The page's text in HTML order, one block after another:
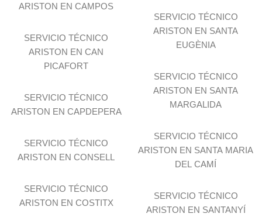
ARISTON EN CAMPOS
SERVICIO TÉCNICO
ARISTON EN CAN
PICAFORT
SERVICIO TÉCNICO
ARISTON EN CAPDEPERA
SERVICIO TÉCNICO
ARISTON EN CONSELL
SERVICIO TÉCNICO
ARISTON EN COSTITX
SERVICIO TÉCNICO
ARISTON EN SANTA
EUGÈNIA
SERVICIO TÉCNICO
ARISTON EN SANTA
MARGALIDA
SERVICIO TÉCNICO
ARISTON EN SANTA MARIA
DEL CAMÍ
SERVICIO TÉCNICO
ARISTON EN SANTANYÍ